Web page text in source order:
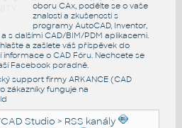
oboru CAx, podělte se o vaše
znalosti a zkušenosti s
programy AutoCAD, Inventor,
a s dalšími CAD/BIM/PDM aplikacemi.
a zašlete váš příspěvek do
informace o CAD Fóru. Nechcete se
Facebook poradně.
support firmy ARKANCE (CAD
zákazníky funguje na
Studio > RSS kanály